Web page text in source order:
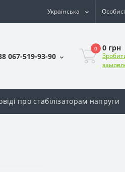
Українська
067-519-93-90
0 0 грн
про стабілізаторам напруги